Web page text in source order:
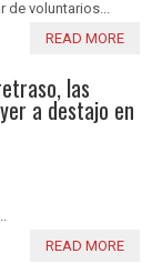
voluntarios...
READ MORE
las
a destajo en
READ MORE